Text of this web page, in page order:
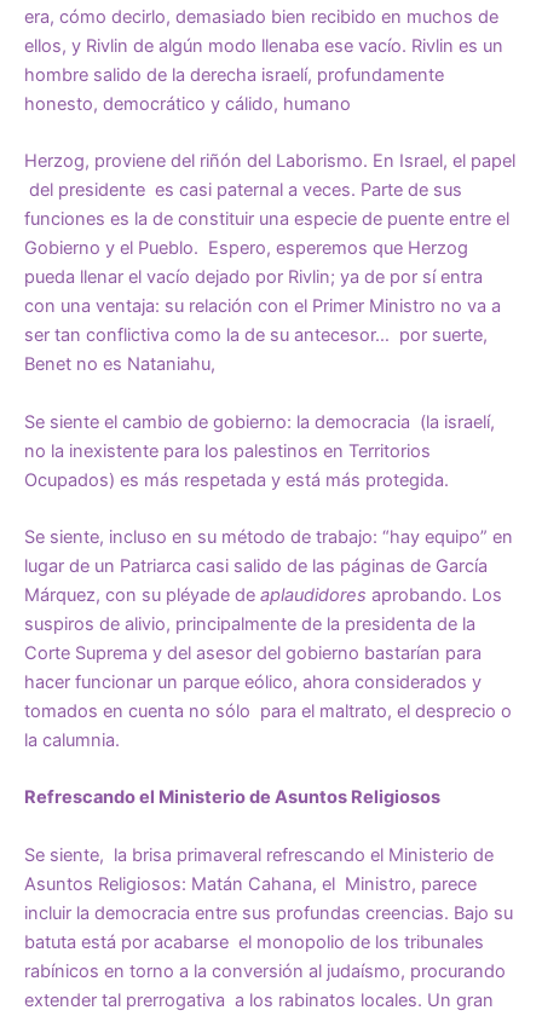
era, cómo decirlo, demasiado bien recibido en muchos de
ellos, y Rivlin de algún modo llenaba ese vacío. Rivlin es un
hombre salido de la derecha israelí, profundamente
honesto, democrático y cálido, humano
Herzog, proviene del riñón del Laborismo. En Israel, el papel
del presidente es casi paternal a veces. Parte de sus
funciones es la de constituir una especie de puente entre el
Gobierno y el Pueblo. Espero, esperemos que Herzog
pueda llenar el vacío dejado por Rivlin; ya de por sí entra
con una ventaja: su relación con el Primer Ministro no va a
ser tan conflictiva como la de su antecesor… por suerte,
Benet no es Nataniahu,
Se siente el cambio de gobierno: la democracia (la israelí,
no la inexistente para los palestinos en Territorios
Ocupados) es más respetada y está más protegida.
Se siente, incluso en su método de trabajo: “hay equipo” en
lugar de un Patriarca casi salido de las páginas de García
Márquez, con su pléyade de aplaudidores aprobando. Los
suspiros de alivio, principalmente de la presidenta de la
Corte Suprema y del asesor del gobierno bastarían para
hacer funcionar un parque eólico, ahora considerados y
tomados en cuenta no sólo para el maltrato, el desprecio o
la calumnia.
Refrescando el Ministerio de Asuntos Religiosos
Se siente, la brisa primaveral refrescando el Ministerio de
Asuntos Religiosos: Matán Cahana, el Ministro, parece
incluir la democracia entre sus profundas creencias. Bajo su
batuta está por acabarse el monopolio de los tribunales
rabínicos en torno a la conversión al judaísmo, procurando
extender tal prerrogativa a los rabinatos locales. Un gran